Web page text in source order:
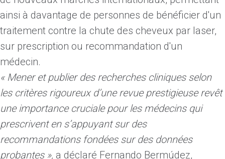
ainsi à davantage de personnes de bénéficier d'un
traitement contre la chute des cheveux par laser,
sur prescription ou recommandation d'un
médecin.
« Mener et publier des recherches cliniques selon
les critères rigoureux d’une revue prestigieuse revêt
une importance cruciale pour les médecins qui
prescrivent en s’appuyant sur des
recommandations fondées sur des données
probantes », a déclaré Fernando Bermúdez,